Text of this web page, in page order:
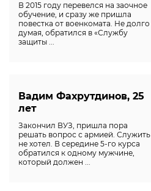
В 2015 году перевелся на заочное
обучение, и сразу же пришла
повестка от военкомата. Не долго
думая, обратился в «Службу
защиты ...
Вадим Фахрутдинов, 25
лет
Закончил ВУЗ, пришла пора
решать вопрос с армией. Служить
не хотел. В середине 5-го курса
обратился к одному мужчине,
который должен ...